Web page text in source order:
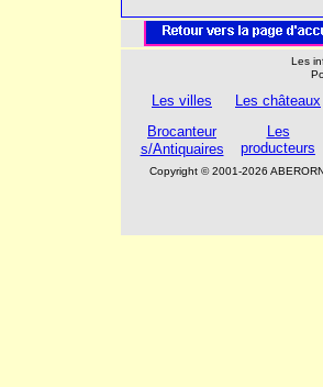
Les
Les villes Les châteaux
Brocanteur
s/Antiquaires
Les
producteurs
Copyright © 2001-2026